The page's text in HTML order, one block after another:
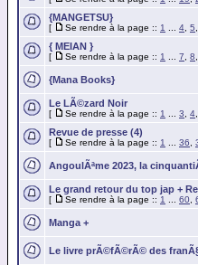
{MANGETSU}
[ Se rendre à la page :: 1 4 5
{ MEIAN }
[ Se rendre à la page :: 1 7 8
{Mana Books}
Le LÃ©zard Noir
[ Se rendre à la page :: 1 3 4
Revue de presse (4)
[ Se rendre à la page :: 1 36
AngoulÃªme 2023, la
Le grand retour du top jap +
[ Se rendre à la page :: 1 60
Manga +
Le livre prÃ©fÃ©rÃ© des